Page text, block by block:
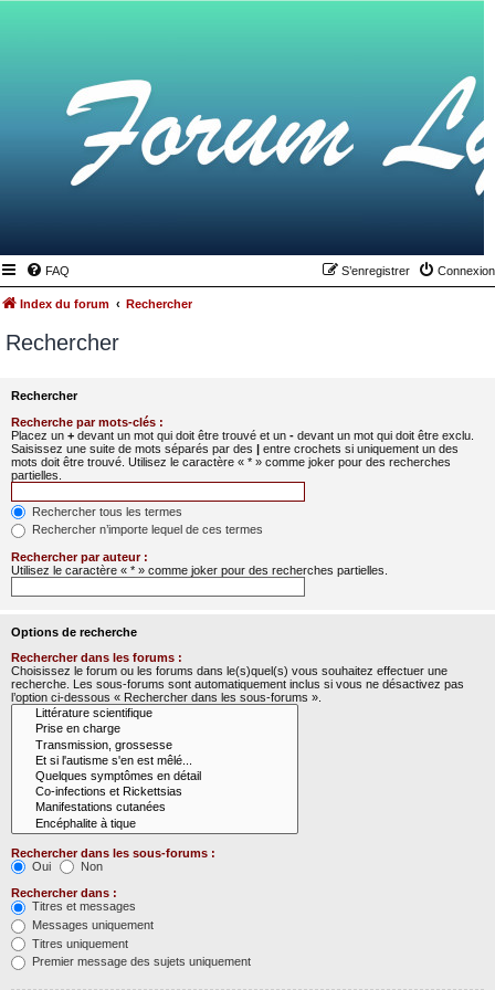
FAQ Connexion
S’enregistrer
Index du forum Rechercher
Rechercher
Rechercher
Recherche par mots-clés :
Placez un + devant un mot qui doit être trouvé et un - devant un mot qui doit être exclu.
Saisissez une suite de mots séparés par des | entre crochets si uniquement un des
mots doit être trouvé. Utilisez le caractère « * » comme joker pour des recherches
partielles.
Rechercher tous les termes
Rechercher n’importe lequel de ces termes
Rechercher par auteur :
Utilisez le caractère « * » comme joker pour des recherches partielles.
Options de recherche
Rechercher dans les forums :
Choisissez le forum ou les forums dans le(s)quel(s) vous souhaitez effectuer une
recherche. Les sous-forums sont automatiquement inclus si vous ne désactivez pas
l’option ci-dessous « Rechercher dans les sous-forums ».
Rechercher dans les sous-forums :
Oui
Non
Rechercher dans :
Titres et messages
Messages uniquement
Titres uniquement
Premier message des sujets uniquement